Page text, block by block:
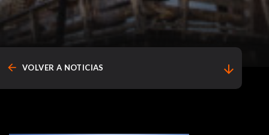
arrow_back VOLVER A NOTICIAS arrow_downward